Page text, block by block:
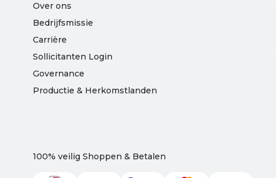
Over ons
Bedrijfsmissie
Carrière
Sollicitanten Login
Governance
Productie & Herkomstlanden
100% veilig Shoppen & Betalen